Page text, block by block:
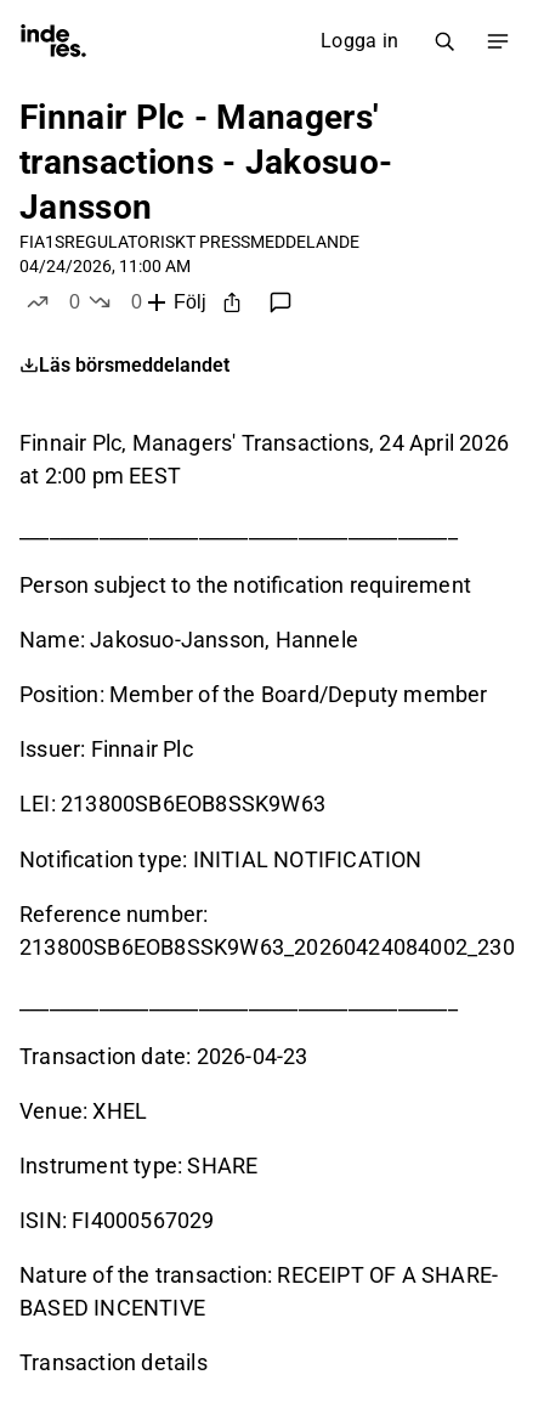
Logga in
Finnair Plc - Managers'
transactions - Jakosuo-
Jansson
FIA1SREGULATORISKT PRESSMEDDELANDE
04/24/2026, 11:00 AM
0
0
Följ
Läs börsmeddelandet
Finnair Plc, Managers' Transactions, 24 April 2026
at 2:00 pm EEST
Person subject to the notification requirement
Name: Jakosuo-Jansson, Hannele
Position: Member of the Board/Deputy member
Issuer: Finnair Plc
LEI: 213800SB6EOB8SSK9W63
Notification type: INITIAL NOTIFICATION
Reference number:
213800SB6EOB8SSK9W63_20260424084002_230
Transaction date: 2026-04-23
Venue: XHEL
Instrument type: SHARE
ISIN: FI4000567029
Nature of the transaction: RECEIPT OF A SHARE-
BASED INCENTIVE
Transaction details